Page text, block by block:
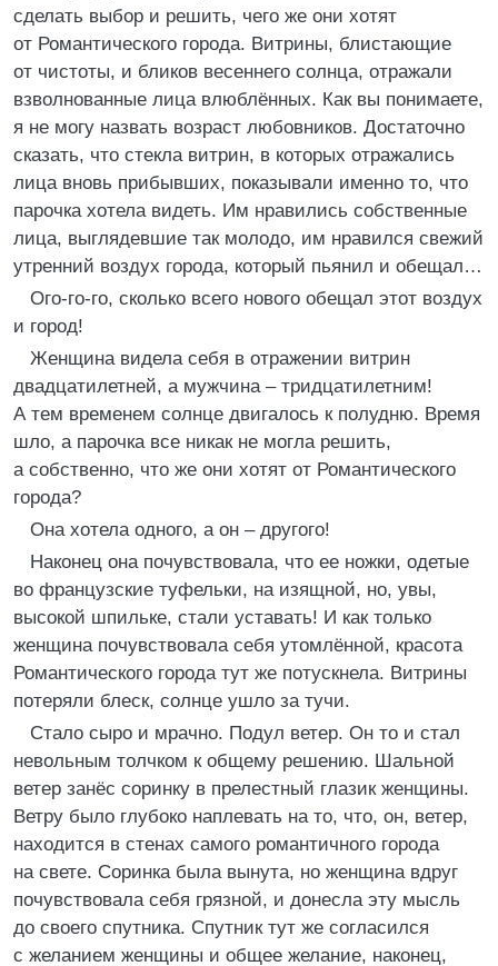
сделать выбор и решить, чего же они хотят
от Романтического города. Витрины, блистающие
от чистоты, и бликов весеннего солнца, отражали
взволнованные лица влюблённых. Как вы понимаете,
я не могу назвать возраст любовников. Достаточно
сказать, что стекла витрин, в которых отражались
лица вновь прибывших, показывали именно то, что
парочка хотела видеть. Им нравились собственные
лица, выглядевшие так молодо, им нравился свежий
утренний воздух города, который пьянил и обещал…
Ого-го-го, сколько всего нового обещал этот воздух
и город!
Женщина видела себя в отражении витрин
двадцатилетней, а мужчина – тридцатилетним!
А тем временем солнце двигалось к полудню. Время
шло, а парочка все никак не могла решить,
а собственно, что же они хотят от Романтического
города?
Она хотела одного, а он – другого!
Наконец она почувствовала, что ее ножки, одетые
во французские туфельки, на изящной, но, увы,
высокой шпильке, стали уставать! И как только
женщина почувствовала себя утомлённой, красота
Романтического города тут же потускнела. Витрины
потеряли блеск, солнце ушло за тучи.
Стало сыро и мрачно. Подул ветер. Он то и стал
невольным толчком к общему решению. Шальной
ветер занёс соринку в прелестный глазик женщины.
Ветру было глубоко наплевать на то, что, он, ветер,
находится в стенах самого романтичного города
на свете. Соринка была вынута, но женщина вдруг
почувствовала себя грязной, и донесла эту мысль
до своего спутника. Спутник тут же согласился
с желанием женщины и общее желание, наконец,